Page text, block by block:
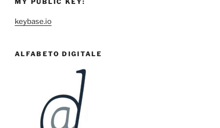
MY PUBLIC KEY:
keybase.io
ALFABETO DIGITALE